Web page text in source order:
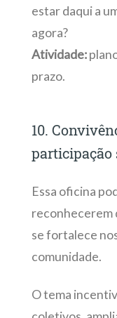
estar daqui a
agora?
Atividade:
prazo.
10.
participação
Essa oficina
reconhecerem
se fortalece
comunidade.
O tema